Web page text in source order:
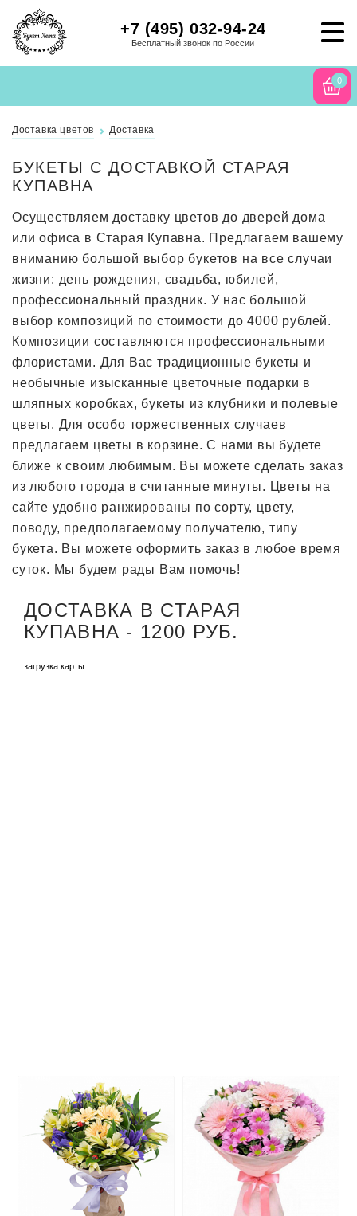
+7 (495) 032-94-24
Бесплатный звонок по России
0
Доставка цветов Доставка
БУКЕТЫ С ДОСТАВКОЙ СТАРАЯ
КУПАВНА
Осуществляем доставку цветов до дверей дома
или офиса в Старая Купавна. Предлагаем вашему
вниманию большой выбор букетов на все случаи
жизни: день рождения, свадьба, юбилей,
профессиональный праздник. У нас большой
выбор композиций по стоимости до 4000 рублей.
Композиции составляются профессиональными
флористами. Для Вас традиционные букеты и
необычные изысканные цветочные подарки в
шляпных коробках, букеты из клубники и полевые
цветы. Для особо торжественных случаев
предлагаем цветы в корзине. С нами вы будете
ближе к своим любимым. Вы можете сделать заказ
из любого города в считанные минуты. Цветы на
сайте удобно ранжированы по сорту, цвету,
поводу, предполагаемому получателю, типу
букета. Вы можете оформить заказ в любое время
суток. Мы будем рады Вам помочь!
ДОСТАВКА В СТАРАЯ
КУПАВНА - 1200 РУБ.
загрузка карты...